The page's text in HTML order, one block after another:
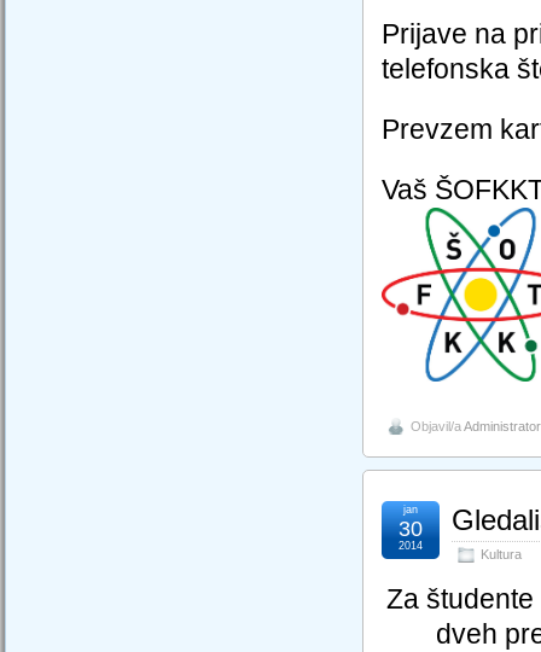
Prijave na
telefonska
Prevzem
Vaš
Objavil/aAdministrator
Kultura
jan
30
2014
Za
dveh